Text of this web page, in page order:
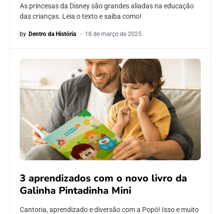
As princesas da Disney são grandes aliadas na educação
das crianças. Leia o texto e saiba como!
by Dentro da História 18 de março de 2025
3 aprendizados com o novo livro da
Galinha Pintadinha Mini
Cantoria, aprendizado e diversão com a Popó! Isso e muito